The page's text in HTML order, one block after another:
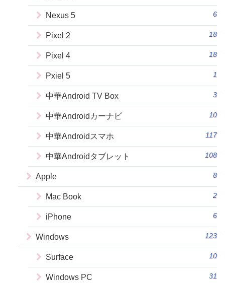
Nexus 5 6
Pixel 2 18
Pixel 4 18
Pxiel 5 1
中華Android TV Box 3
中華Androidカーナビ 10
中華Androidスマホ 117
中華Androidタブレット 108
Apple 8
Mac Book 2
iPhone 6
Windows 123
Surface 10
Windows PC 31